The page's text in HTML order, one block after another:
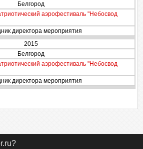
Белгород
аэрофестиваль "Небосвод
директора мероприятия
2015
Белгород
аэрофестиваль "Небосвод
директора мероприятия